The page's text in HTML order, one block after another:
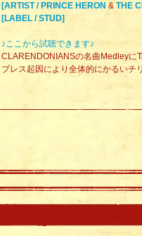
[ARTIST / PRINCE HERON & THE
[LABEL / STUD]
♪ここから試聴できます♪
CLARENDONIANSの名曲Medleyに
プレス起因により全体的にかるいチ